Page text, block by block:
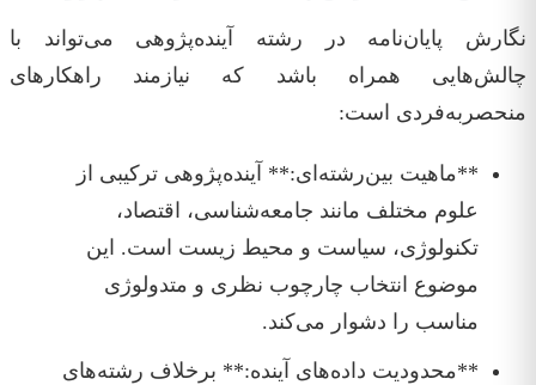
نگارش پایان‌نامه در رشته آینده‌پژوهی می‌تواند با
چالش‌هایی همراه باشد که نیازمند راهکارهای
منحصربه‌فردی است:
**ماهیت بین‌رشته‌ای:** آینده‌پژوهی ترکیبی از
علوم مختلف مانند جامعه‌شناسی، اقتصاد،
تکنولوژی، سیاست و محیط زیست است. این
موضوع انتخاب چارچوب نظری و متدولوژی
مناسب را دشوار می‌کند.
**محدودیت داده‌های آینده:** برخلاف رشته‌های